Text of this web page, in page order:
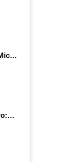
Kit de robótica para Micro:Bit
Empezando con Micro:Bit y Maqueen